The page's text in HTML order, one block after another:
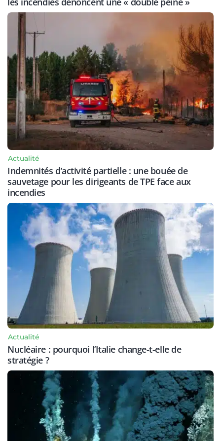
Actualité
Indemnités d’activité partielle : une bouée de
sauvetage pour les dirigeants de TPE face aux
incendies
Actualité
Nucléaire : pourquoi l’Italie change-t-elle de
stratégie ?